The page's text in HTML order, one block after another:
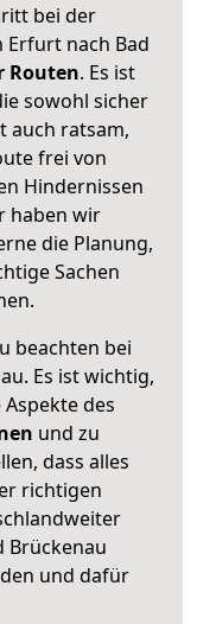
bei der
nach Bad
Routen. Es ist
sowohl sicher
auch ratsam,
frei von
Hindernissen
haben wir
die Planung,
Sachen
beachten bei
Es ist wichtig,
des
und zu
dass alles
richtigen
Brückenau
und dafür